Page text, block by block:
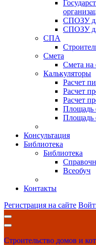
СПОЗУ
СПОЗУ
СПА
Смета
Смета на
Калькуляторы
Расчет
Расчет
Расчет
Площадь
Площадь
Консультация
Библиотека
Библиотека
Всеобуч
Контакты
Регистрация на сайте
Строительство домов и